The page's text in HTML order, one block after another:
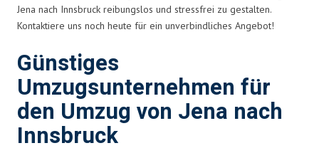
Jena nach Innsbruck reibungslos und stressfrei zu gestalten.
Kontaktiere uns noch heute für ein unverbindliches Angebot!
Günstiges
Umzugsunternehmen für
den Umzug von Jena nach
Innsbruck